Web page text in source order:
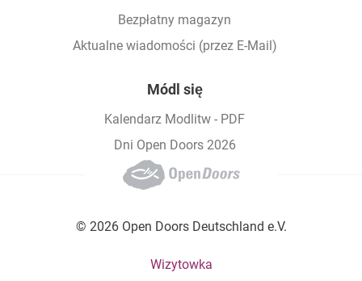
Bezpłatny magazyn
Aktualne wiadomości (przez E-Mail)
Módl się
Kalendarz Modlitw - PDF
Dni Open Doors 2026
© 2026 Open Doors Deutschland e.V.
Footer bottom menuWizytowka